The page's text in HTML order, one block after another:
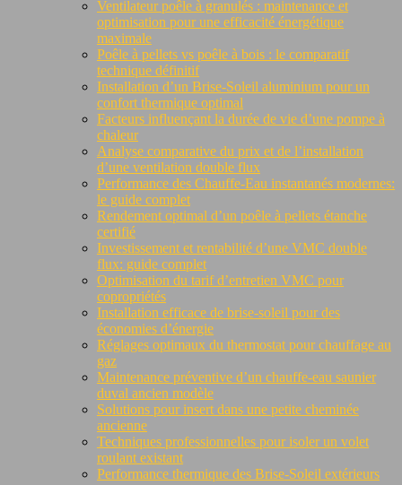
Ventilateur poêle à granulés : maintenance et
optimisation pour une efficacité énergétique
maximale
Poêle à pellets vs poêle à bois : le comparatif
technique définitif
Installation d’un Brise-Soleil aluminium pour un
confort thermique optimal
Facteurs influençant la durée de vie d’une pompe à
chaleur
Analyse comparative du prix et de l’installation
d’une ventilation double flux
Performance des Chauffe-Eau instantanés modernes:
le guide complet
Rendement optimal d’un poêle à pellets étanche
certifié
Investissement et rentabilité d’une VMC double
flux: guide complet
Optimisation du tarif d’entretien VMC pour
copropriétés
Installation efficace de brise-soleil pour des
économies d’énergie
Réglages optimaux du thermostat pour chauffage au
gaz
Maintenance préventive d’un chauffe-eau saunier
duval ancien modèle
Solutions pour insert dans une petite cheminée
ancienne
Techniques professionnelles pour isoler un volet
roulant existant
Performance thermique des Brise-Soleil extérieurs